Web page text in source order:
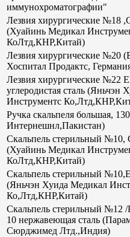
иммунохроматографии"
Лезвия хирургические №18
(Хуайинь Медикал
КоЛтд,КНР,Китай)
Лезвия хирургические №20
Хоспитал Продактс,
Лезвия хирургические №22
углеродистая сталь (Яньчэн
Инструментс
Ручка скальпеля большая,
Интернешнл,Пакистан)
Скальпель стерильный №10,
(Хуайинь Медикал
КоЛтд,КНР,Китай)
Скальпель стерильный
(Яньчэн Хуида Медикал
Ко,Лтд,КНР,Китай)
Скальпель стерильный №12
10 нержавеющая сталь
Сюрджимед Лтд.,Индия)